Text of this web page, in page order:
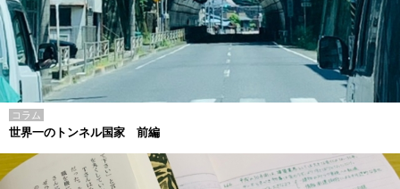
コラム
世界一のトンネル国家 前編